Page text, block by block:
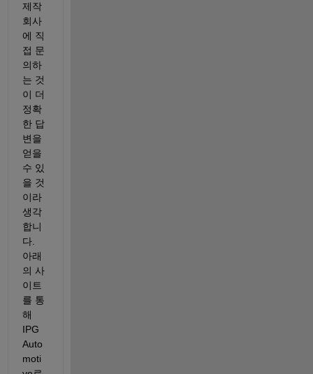
제작
회사
에 직
접 문
의하
는 것
이 더
정확
한 답
변을
얻을
수 있
을 것
이라
생각
합니
다.
아래
의 사
이트
를 통
해
IPG
Auto
moti